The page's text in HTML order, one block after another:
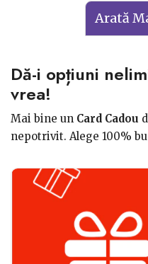
Arată
Dă-i opțiuni
vrea!
Mai bine un Card Cadou
nepotrivit. Alege 100%